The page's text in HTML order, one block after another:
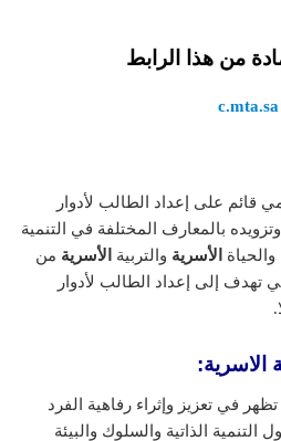
من هذا الرابط
c.mta.sa
قائم على إعداد الطالب لأدوار
بالمعارف المختلفة في التنمية
والحياة الأسرية والتربية الأسرية من
تهدف إلى إعداد الطالب لأدوار
الاسرية:
تظهر في تعزيز وإثراء رفاهية الفرد
الذاتية والسلوك والبيئة